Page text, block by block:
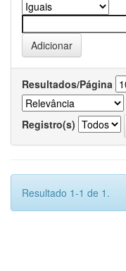
Resultados/Página
Registro(s)
Resultado 1-1 de 1.